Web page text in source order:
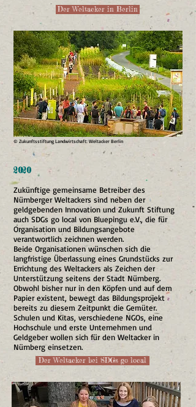
Der Weltacker in Berlin
© Zukunftsstiftung Landwirtschaft: Weltacker Berlin
2020
Zukünftige gemeinsame Betreiber des
Nürnberger Weltackers sind neben der
geldgebenden Innovation und Zukunft Stiftung
auch SDGs go local von Bluepingu e.V., die für
Organisation und Bildungsangebote
verantwortlich zeichnen werden.
Beide Organisationen wünschen sich die
langfristige Überlassung eines Grundstücks zur
Errichtung des Weltackers als Zeichen der
Unterstützung seitens der Stadt Nürnberg.
Obwohl bisher nur in den Köpfen und auf dem
Papier existent, bewegt das Bildungsprojekt
bereits zu diesem Zeitpunkt die Gemüter.
Schulen und Kitas, verschiedene NGOs, eine
Hochschule und erste Unternehmen und
Geldgeber wollen sich für den Weltacker in
Nürnberg einsetzen.
Der Weltacker bei SDGs go local